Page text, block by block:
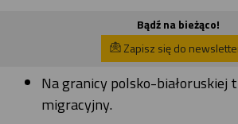
Bądź na bieżąco!
Zapisz się do
Na granicy polsko-białoruskiej
migracyjny.